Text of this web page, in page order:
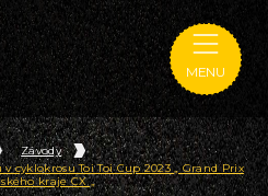
MENU
Závody
cyklokrosu Toi Toi Cup 2023 „ Grand Prix
kraje CX „